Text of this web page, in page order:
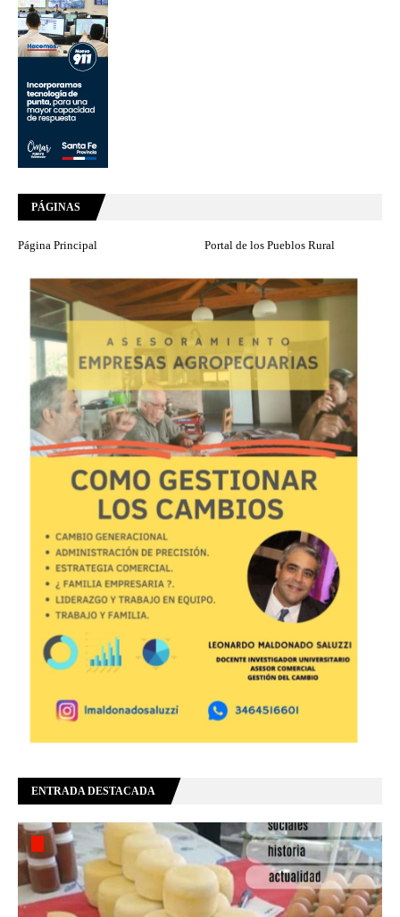
PÁGINAS
Página Principal Portal de los Pueblos Rural
ENTRADA DESTACADA